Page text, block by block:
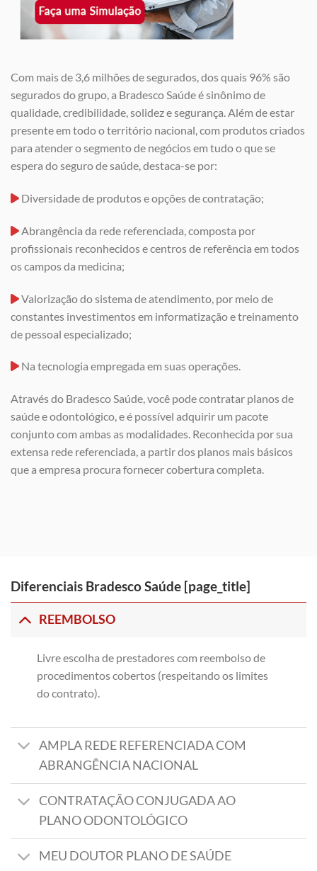
Com mais de 3,6 milhões de segurados, dos quais 96% são
segurados do grupo, a Bradesco Saúde é sinônimo de
qualidade, credibilidade, solidez e segurança. Além de estar
presente em todo o território nacional, com produtos criados
para atender o segmento de negócios em tudo o que se
espera do seguro de saúde, destaca-se por:
Diversidade de produtos e opções de contratação;
Abrangência da rede referenciada, composta por
profissionais reconhecidos e centros de referência em todos
os campos da medicina;
Valorização do sistema de atendimento, por meio de
constantes investimentos em informatização e treinamento
de pessoal especializado;
Na tecnologia empregada em suas operações.
Através do Bradesco Saúde, você pode contratar planos de
saúde e odontológico, e é possível adquirir um pacote
conjunto com ambas as modalidades. Reconhecida por sua
extensa rede referenciada, a partir dos planos mais básicos
que a empresa procura fornecer cobertura completa.
Diferenciais Bradesco Saúde [page_title]
REEMBOLSO
Livre escolha de prestadores com reembolso de
procedimentos cobertos (respeitando os limites
do contrato).
AMPLA REDE REFERENCIADA COM
ABRANGÊNCIA NACIONAL
CONTRATAÇÃO CONJUGADA AO
PLANO ODONTOLÓGICO
MEU DOUTOR PLANO DE SAÚDE